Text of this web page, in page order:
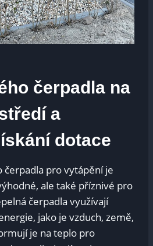
čerpadla na
a
dotace
čerpadla pro vytápění je
ale také příznivé pro
čerpadla využívají
jako je vzduch, země,
je na teplo pro